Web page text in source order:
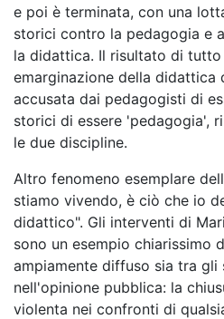
e poi è terminata, con una
storici contro la pedagogia e
la didattica. Il risultato di
emarginazione della didattica
accusata dai pedagogisti di
storici di essere 'pedagogia',
le due discipline.
Altro fenomeno esemplare
stiamo vivendo, è ciò che io
didattico". Gli interventi di
sono un esempio chiarissimo
ampiamente diffuso sia tra gli
nell'opinione pubblica: la
violenta nei confronti di